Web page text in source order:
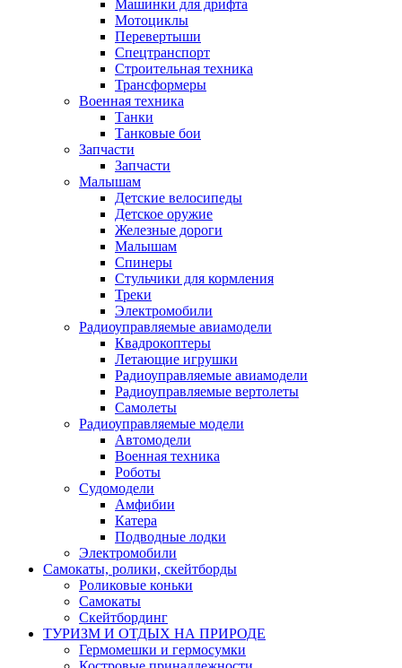
Машинки для дрифта
Мотоциклы
Перевертыши
Спецтранспорт
Строительная техника
Трансформеры
Военная техника
Танки
Танковые бои
Запчасти
Запчасти
Малышам
Детские велосипеды
Детское оружие
Железные дороги
Малышам
Спинеры
Стульчики для кормления
Треки
Электромобили
Радиоуправляемые авиамодели
Квадрокоптеры
Летающие игрушки
Радиоуправляемые авиамодели
Радиоуправляемые вертолеты
Самолеты
Радиоуправляемые модели
Автомодели
Военная техника
Роботы
Судомодели
Амфибии
Катера
Подводные лодки
Электромобили
Самокаты, ролики, скейтборды
Роликовые коньки
Самокаты
Скейтбординг
ТУРИЗМ И ОТДЫХ НА ПРИРОДЕ
Гермомешки и гермосумки